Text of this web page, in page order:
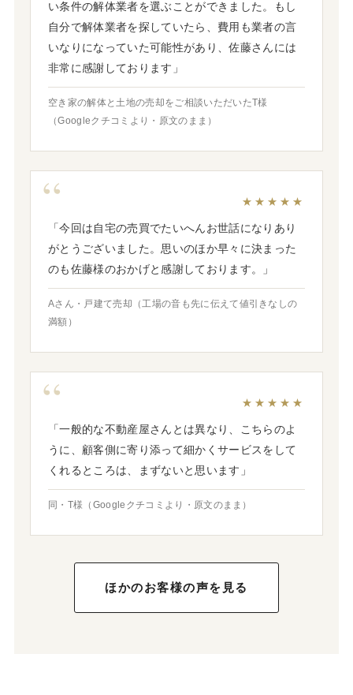
い条件の解体業者を選ぶことができました。もし
自分で解体業者を探していたら、費用も業者の言
いなりになっていた可能性があり、佐藤さんには
非常に感謝しております」
空き家の解体と土地の売却をご相談いただいたT様
（Googleクチコミより・原文のまま）
★★★★★
「今回は自宅の売買でたいへんお世話になりあり
がとうございました。思いのほか早々に決まった
のも佐藤様のおかげと感謝しております。」
Aさん・戸建て売却（工場の音も先に伝えて値引きなしの
満額）
★★★★★
「一般的な不動産屋さんとは異なり、こちらのよ
うに、顧客側に寄り添って細かくサービスをして
くれるところは、まずないと思います」
同・T様（Googleクチコミより・原文のまま）
ほかのお客様の声を見る